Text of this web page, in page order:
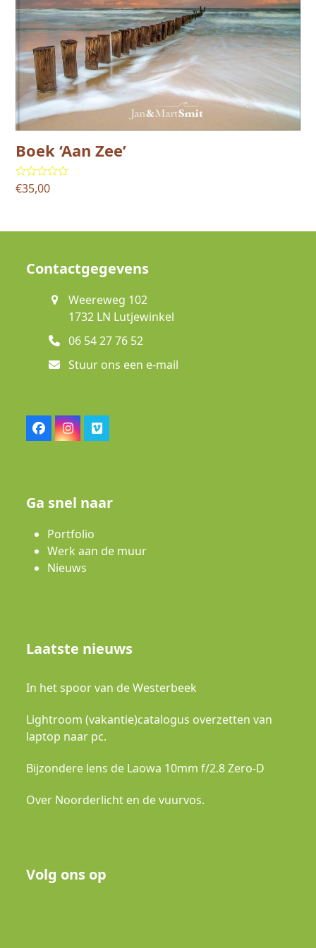
Boek ‘Aan Zee’
Gewaardeerd
5.00uit 5
€35,00
Contactgegevens
Weereweg 102
1732 LN Lutjewinkel
06 54 27 76 52
Stuur ons een e-mail
FacebookInstagram
Vimeo
Ga snel naar
Portfolio
Werk aan de muur
Nieuws
Laatste nieuws
In het spoor van de Westerbeek
Lightroom (vakantie)catalogus overzetten van
laptop naar pc.
Bijzondere lens de Laowa 10mm f/2.8 Zero-D
Over Noorderlicht en de vuurvos.
Volg ons op